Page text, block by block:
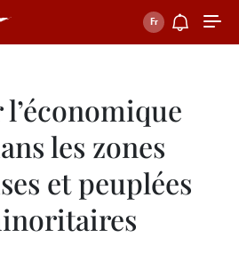
les zones
et peuplées